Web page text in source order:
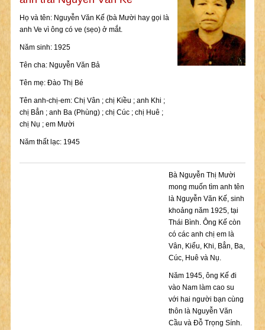
Họ và tên: Nguyễn Văn Kế (bà Mười hay gọi là
anh Ve vì ông có ve (sẹo) ở mắt.
Năm sinh: 1925
Tên cha: Nguyễn Văn Bả
Tên mẹ: Đào Thị Bé
Tên anh-chị-em: Chị Vân ; chị Kiều ; anh Khi ;
chị Bẳn ; anh Ba (Phùng) ; chị Cúc ; chị Huê ;
chị Nụ ; em Mười
Năm thất lạc: 1945
Bà Nguyễn Thị Mười
mong muốn tìm anh tên
là Nguyễn Văn Kế, sinh
khoảng năm 1925, tại
Thái Bình. Ông Kế còn
có các anh chị em là
Vân, Kiểu, Khi, Bẳn, Ba,
Cúc, Huê và Nụ.
Năm 1945, ông Kế đi
vào Nam làm cao su
với hai người bạn cùng
thôn là Nguyễn Văn
Cầu và Đỗ Trọng Sính.